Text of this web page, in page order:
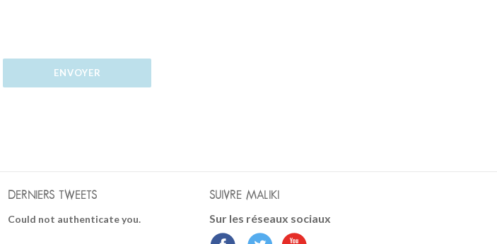
DERNIERS TWEETS
Could not authenticate you.
SUIVRE MALIKI
Sur les réseaux sociaux